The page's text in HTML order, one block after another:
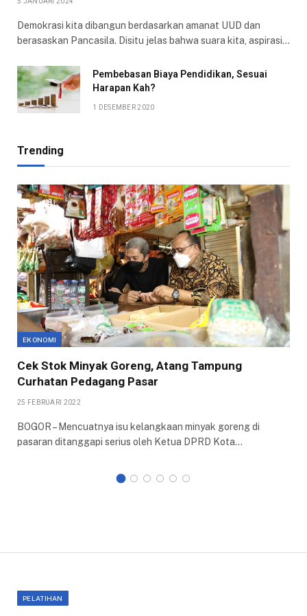
Demokrasi kita dibangun berdasarkan amanat UUD dan
berasaskan Pancasila. Disitu jelas bahwa suara kita, aspirasi…
Pembebasan Biaya Pendidikan, Sesuai
Harapan Kah?
1 DESEMBER 2020
Trending
EKONOMI
Cek Stok Minyak Goreng, Atang Tampung
Curhatan Pedagang Pasar
25 FEBRUARI 2022
BOGOR – Mencuatnya isu kelangkaan minyak goreng di
pasaran ditanggapi serius oleh Ketua DPRD Kota…
PELATIHAN